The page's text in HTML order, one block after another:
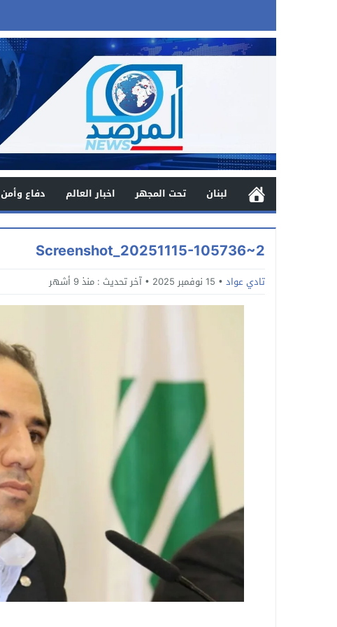
لبنان تحت المجهر اخبار العالم دفاع وأمن
Screenshot_20251115-105736~2
تادي عواد 15 نوفمبر 2025 آخر تحديث : منذ 9 أشهر